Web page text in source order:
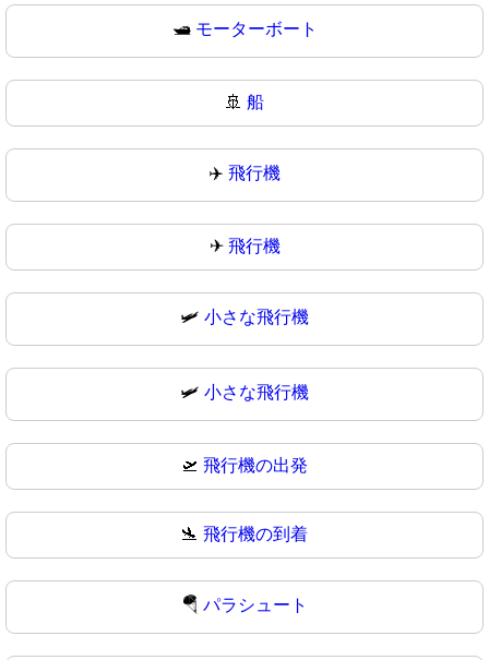
🛥 モーターボート
🚢 船
✈️ 飛行機
✈ 飛行機
🛩️ 小さな飛行機
🛩 小さな飛行機
🛫 飛行機の出発
🛬 飛行機の到着
🪂 パラシュート